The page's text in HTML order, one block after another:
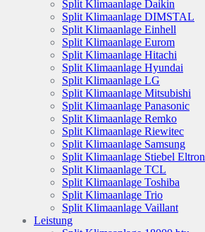
Split Klimaanlage Daikin
Split Klimaanlage DIMSTAL
Split Klimaanlage Einhell
Split Klimaanlage Eurom
Split Klimaanlage Hitachi
Split Klimaanlage Hyundai
Split Klimaanlage LG
Split Klimaanlage Mitsubishi
Split Klimaanlage Panasonic
Split Klimaanlage Remko
Split Klimaanlage Riewitec
Split Klimaanlage Samsung
Split Klimaanlage Stiebel Eltron
Split Klimaanlage TCL
Split Klimaanlage Toshiba
Split Klimaanlage Trio
Split Klimaanlage Vaillant
Leistung